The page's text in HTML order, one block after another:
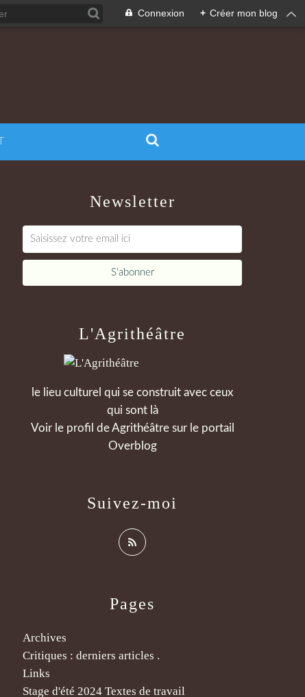
Connexion + Créer mon blog
Newsletter
Pages
Archives
Critiques : derniers articles .
Links
Stage d'été 2024 Textes de travail
L'Agrithéâtre
le lieu culturel qui se construit avec ceux
qui sont là
Voir le profil deAgrithéâtresur le portail
Overblog
Suivez-moi